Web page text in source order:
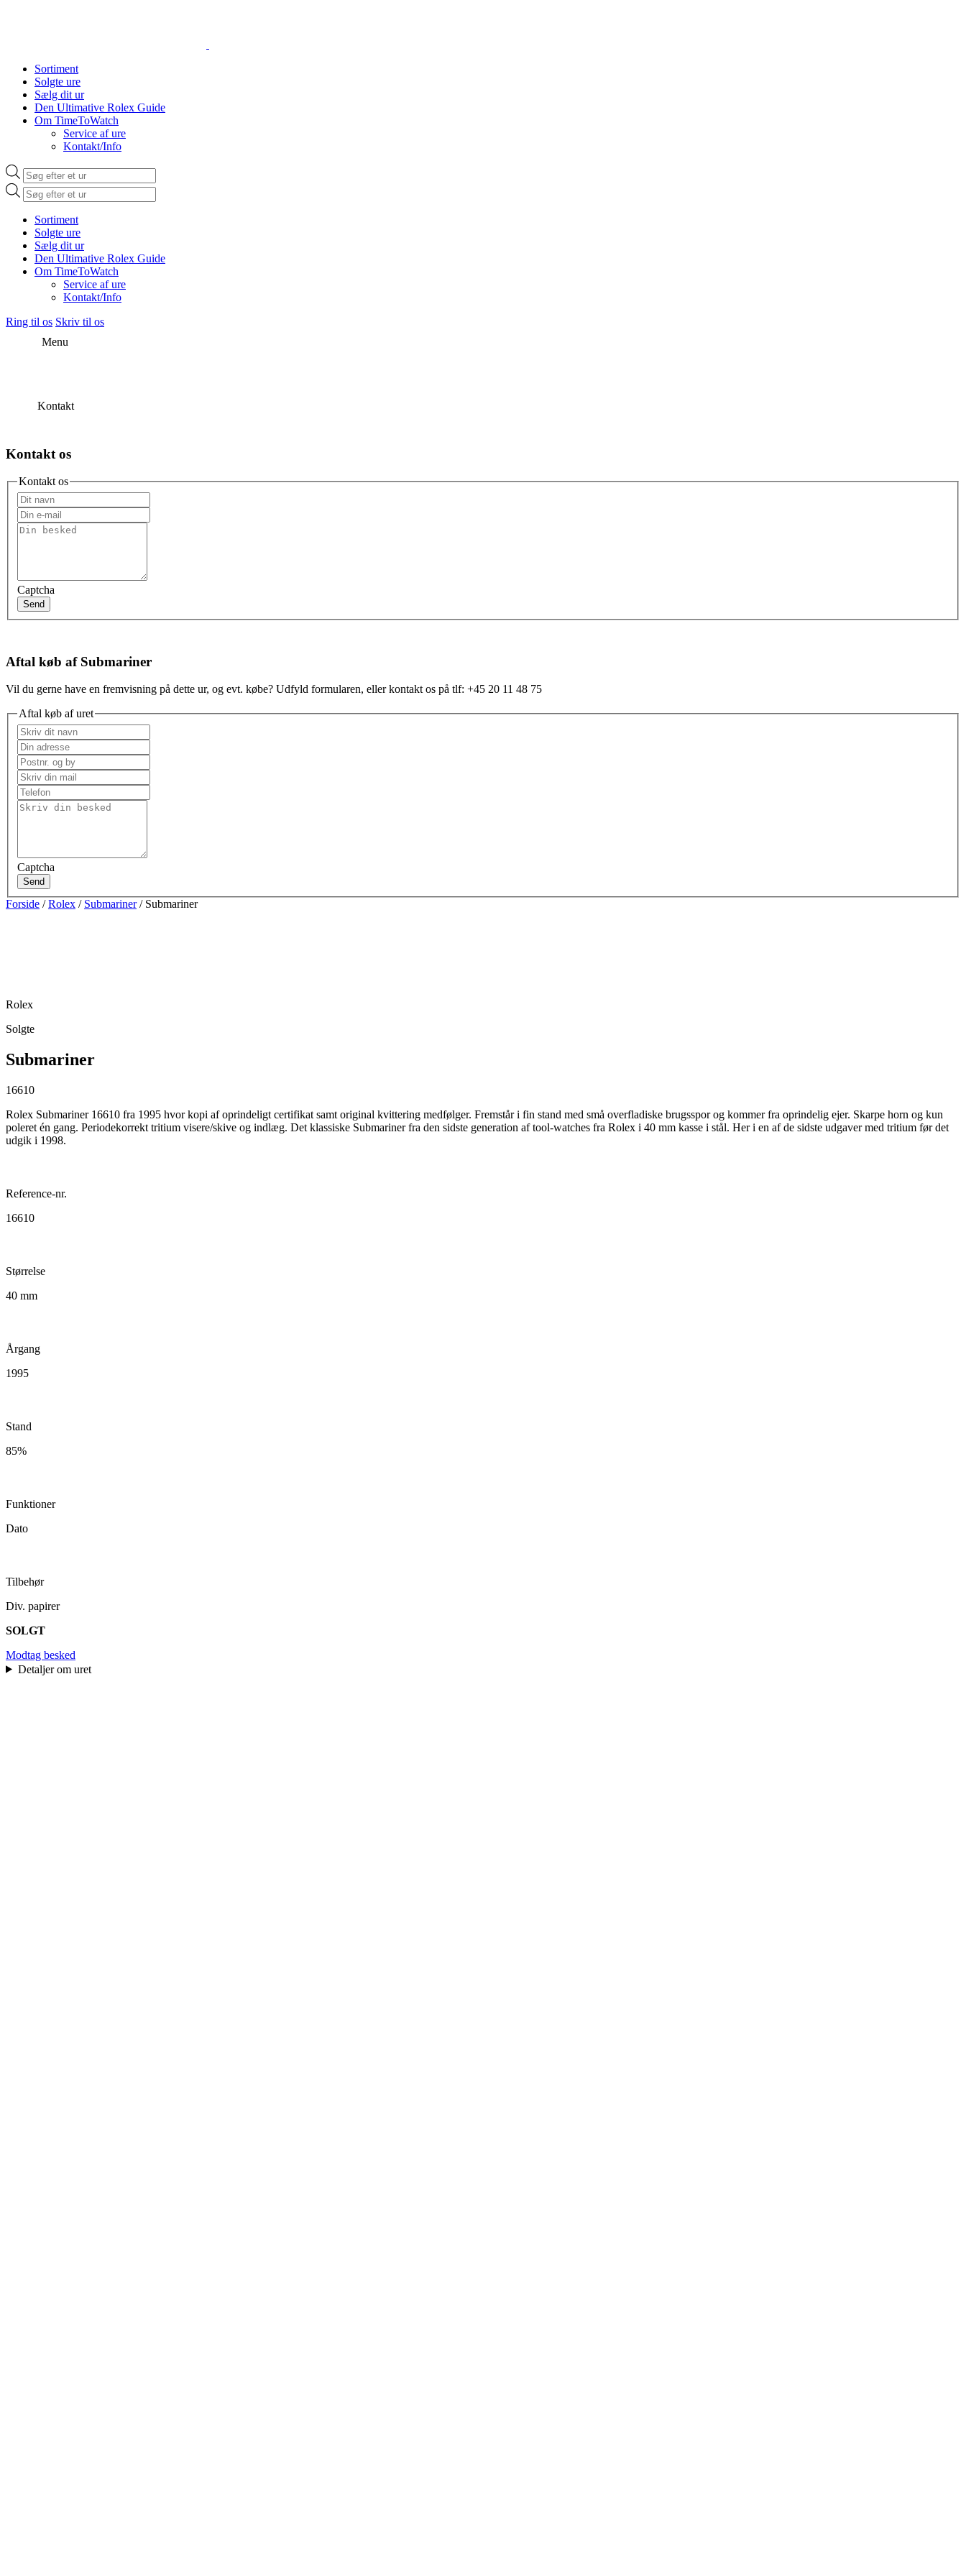
Sortiment
Solgte ure
Sælg dit ur
Den Ultimative Rolex Guide
Om TimeToWatch
Service af ure
Kontakt/Info
Products
search
Products
search
Sortiment
Solgte ure
Sælg dit ur
Den Ultimative Rolex Guide
Om TimeToWatch
Service af ure
Kontakt/Info
Ring til os Skriv til os
Menu
Kontakt
Kontakt os
Kontakt os
Captcha
Send
Aftal køb af Submariner
Vil du gerne have en fremvisning på dette ur, og evt. købe? Udfyld formularen, eller kontakt os på tlf: +45 20 11 48 75
Aftal køb af uret
Captcha
Send
Forside /Rolex / Submariner/ Submariner
Rolex
Solgte
Submariner
16610
Rolex Submariner 16610 fra 1995 hvor kopi af oprindeligt certifikat samt original kvittering medfølger. Fremstår i fin stand med små overfladiske brugsspor og kommer fra oprindelig ejer. Skarpe horn og kun
poleret én gang. Periodekorrekt tritium visere/skive og indlæg. Det klassiske Submariner fra den sidste generation af tool-watches fra Rolex i 40 mm kasse i stål. Her i en af de sidste udgaver med tritium før det
udgik i 1998.
Reference-nr.
16610
Størrelse
40 mm
Årgang
1995
Stand
85%
Funktioner
Dato
Tilbehør
Div. papirer
SOLGT
Modtag besked
Detaljer om uret